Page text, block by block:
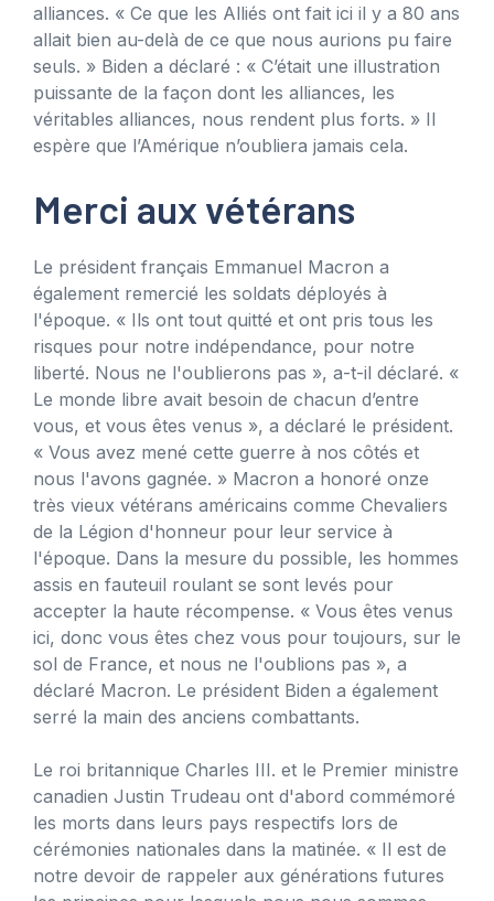
alliances. « Ce que les Alliés ont fait ici il y a 80 ans
allait bien au-delà de ce que nous aurions pu faire
seuls. » Biden a déclaré : « C’était une illustration
puissante de la façon dont les alliances, les
véritables alliances, nous rendent plus forts. » Il
espère que l’Amérique n’oubliera jamais cela.
Merci aux vétérans
Le président français Emmanuel Macron a
également remercié les soldats déployés à
l'époque. « Ils ont tout quitté et ont pris tous les
risques pour notre indépendance, pour notre
liberté. Nous ne l'oublierons pas », a-t-il déclaré. «
Le monde libre avait besoin de chacun d’entre
vous, et vous êtes venus », a déclaré le président.
« Vous avez mené cette guerre à nos côtés et
nous l'avons gagnée. » Macron a honoré onze
très vieux vétérans américains comme Chevaliers
de la Légion d'honneur pour leur service à
l'époque. Dans la mesure du possible, les hommes
assis en fauteuil roulant se sont levés pour
accepter la haute récompense. « Vous êtes venus
ici, donc vous êtes chez vous pour toujours, sur le
sol de France, et nous ne l'oublions pas », a
déclaré Macron. Le président Biden a également
serré la main des anciens combattants.
Le roi britannique Charles III. et le Premier ministre
canadien Justin Trudeau ont d'abord commémoré
les morts dans leurs pays respectifs lors de
cérémonies nationales dans la matinée. « Il est de
notre devoir de rappeler aux générations futures